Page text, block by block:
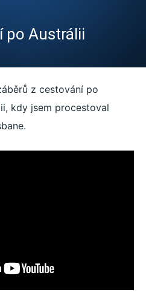
po Austrálii
z cestování po
kdy jsem procestoval